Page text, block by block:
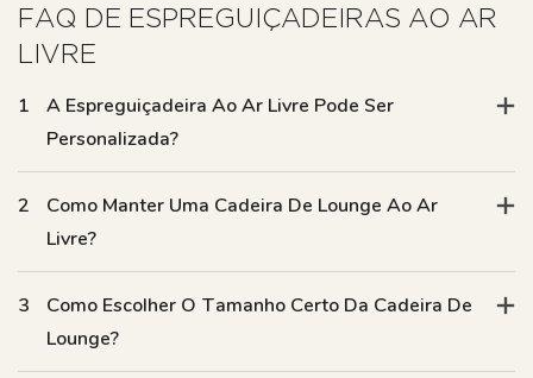
FAQ DE ESPREGUIÇADEIRAS AO AR
LIVRE
1
A Espreguiçadeira Ao Ar Livre Pode Ser
Personalizada?
2
Como Manter Uma Cadeira De Lounge Ao Ar
Livre?
3
Como Escolher O Tamanho Certo Da Cadeira De
Lounge?